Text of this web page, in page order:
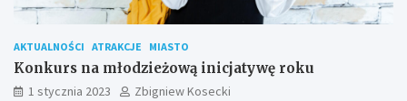
AKTUALNOŚCI ATRAKCJE MIASTO
Konkurs na młodzieżową inicjatywę roku
1 stycznia 2023
Zbigniew Kosecki